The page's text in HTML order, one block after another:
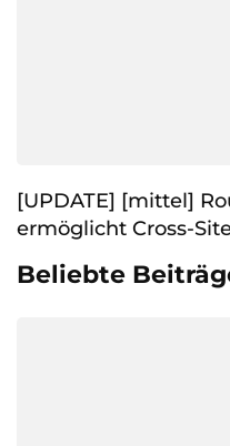
[UPDATE] [mittel]
ermöglicht Cross-
Beliebte